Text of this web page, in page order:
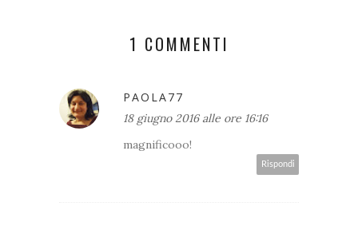
1 COMMENTI
PAOLA77
18 giugno 2016 alle ore 16:16
magnificooo!
Rispondi